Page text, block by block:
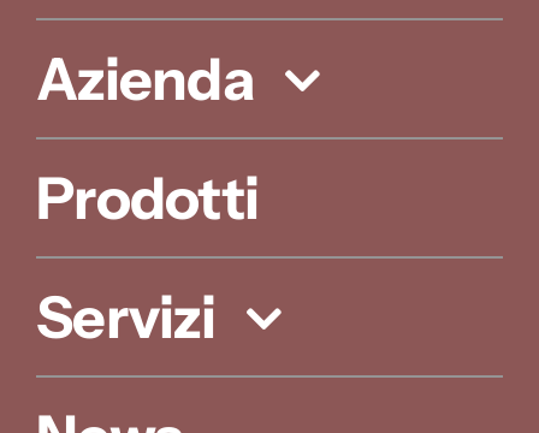
Azienda
Prodotti
Servizi